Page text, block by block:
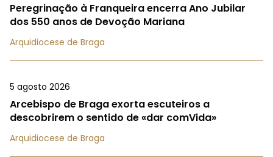
Peregrinação à Franqueira encerra Ano Jubilar
dos 550 anos de Devoção Mariana
Arquidiocese de Braga
5 agosto 2026
Arcebispo de Braga exorta escuteiros a
descobrirem o sentido de «dar comVida»
Arquidiocese de Braga